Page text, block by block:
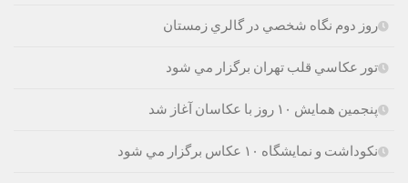
روز دوم نگاه شخصي در گالري زمستان
تور عكاسي قلب تهران برگزار مي شود
پنجمین همایش ۱۰ روز با عکاسان آغاز شد
نکوداشت و نمایشگاه ۱۰ عکاس برگزار مي شود